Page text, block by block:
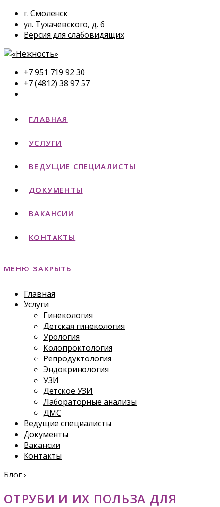
г. Смоленск
ул. Тухачевского, д. 6
Версия для слабовидящих
+7 951 719 92 30
+7 (4812) 38 97 57
ГЛАВНАЯ
УСЛУГИ
ВЕДУЩИЕ СПЕЦИАЛИСТЫ
ДОКУМЕНТЫ
ВАКАНСИИ
КОНТАКТЫ
МЕНЮ ЗАКРЫТЬ
Главная
Услуги
Гинекология
Детская гинекология
Урология
Колопроктология
Репродуктология
Эндокринология
УЗИ
Детское УЗИ
Лабораторные анализы
ДМС
Ведущие специалисты
Документы
Вакансии
Контакты
Блог›
ОТРУБИ И ИХ ПОЛЬЗА ДЛЯ